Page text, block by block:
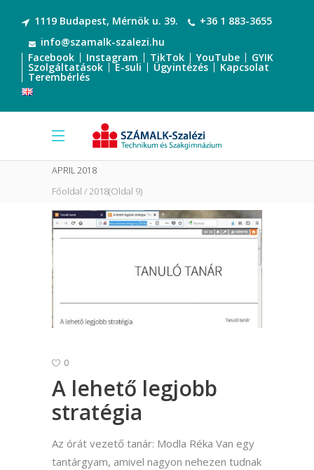
1119 Budapest, Mérnök u. 39.
+36 1 883-3655
info@szamalk-szalezi.hu
Facebook
Instagram TikTok YouTube GYIK
Szolgáltatások E-suli Ügyintézés Kapcsolat
Terembérlés
APRIL 2018
Főoldal 2018(Oldal 9)
0
A lehető legjobb
stratégia
Az órát vezető tanár: Modla Réka Van egy
tantárgyam, amivel nagyon nehezen tudnak